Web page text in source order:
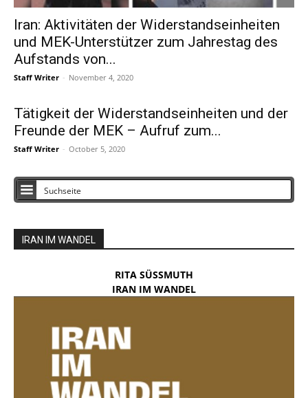
Iran: Aktivitäten der Widerstandseinheiten
und MEK-Unterstützer zum Jahrestag des
Aufstands von...
Staff Writer - November 4, 2020
Tätigkeit der Widerstandseinheiten und der
Freunde der MEK – Aufruf zum...
Staff Writer - October 5, 2020
IRAN IM WANDEL
RITA SÜSSMUTH
IRAN IM WANDEL